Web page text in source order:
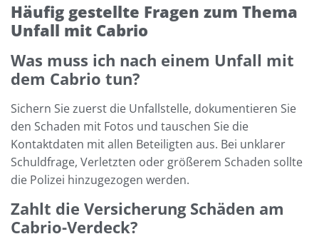
Häufig gestellte Fragen zum Thema
Unfall mit Cabrio
Was muss ich nach einem Unfall mit
dem Cabrio tun?
Sichern Sie zuerst die Unfallstelle, dokumentieren Sie
den Schaden mit Fotos und tauschen Sie die
Kontaktdaten mit allen Beteiligten aus. Bei unklarer
Schuldfrage, Verletzten oder größerem Schaden sollte
die Polizei hinzugezogen werden.
Zahlt die Versicherung Schäden am
Cabrio-Verdeck?